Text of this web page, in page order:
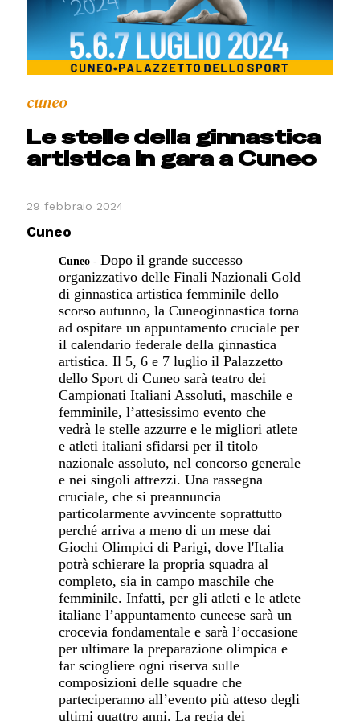
cuneo
Le stelle della ginnastica
artistica in gara a Cuneo
29 febbraio 2024
Cuneo
Cuneo - Dopo il grande successo
organizzativo delle Finali Nazionali Gold
di ginnastica artistica femminile dello
scorso autunno, la Cuneoginnastica torna
ad ospitare un appuntamento cruciale per
il calendario federale della ginnastica
artistica. Il 5, 6 e 7 luglio il Palazzetto
dello Sport di Cuneo sarà teatro dei
Campionati Italiani Assoluti, maschile e
femminile, l’attesissimo evento che
vedrà le stelle azzurre e le migliori atlete
e atleti italiani sfidarsi per il titolo
nazionale assoluto, nel concorso generale
e nei singoli attrezzi. Una rassegna
cruciale, che si preannuncia
particolarmente avvincente soprattutto
perché arriva a meno di un mese dai
Giochi Olimpici di Parigi, dove l'Italia
potrà schierare la propria squadra al
completo, sia in campo maschile che
femminile. Infatti, per gli atleti e le atlete
italiane l’appuntamento cuneese sarà un
crocevia fondamentale e sarà l’occasione
per ultimare la preparazione olimpica e
far sciogliere ogni riserva sulle
composizioni delle squadre che
parteciperanno all’evento più atteso degli
ultimi quattro anni. La regia dei